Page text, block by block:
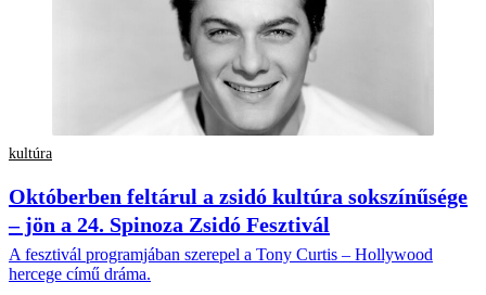
kultúra
Októberben feltárul a zsidó kultúra sokszínűsége
– jön a 24. Spinoza Zsidó Fesztivál
A fesztivál programjában szerepel a Tony Curtis – Hollywood
hercege című dráma.